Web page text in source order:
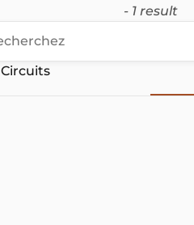
- 1 result
Circuits